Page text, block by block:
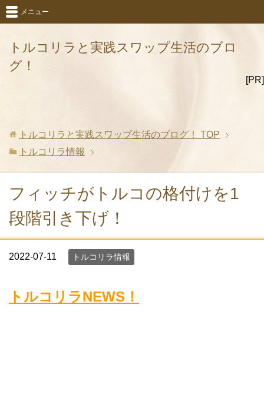
トルコリラと実践スワップ生活のブロ
グ！
[PR]
メニュー
トルコリラと実践スワップ生活のブログ！
TOP
トルコリラ情報
フィッチがトルコの格付けを1
段階引き下げ！
2022-07-11 トルコリラ情報
トルコリラNEWS！